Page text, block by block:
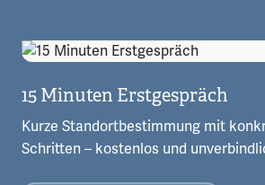
15 Minuten Erstgespräch
Kurze Standortbestimmung mit
Schritten – kostenlos und